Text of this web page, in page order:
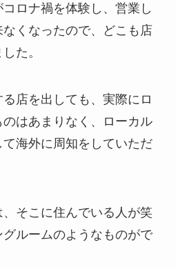
ロナ禍を体験し、営業し
くなったので、どこも店
た。
店を出しても、実際にロ
はあまりなく、ローカル
海外に周知をしていただ
そこに住んでいる人が笑
ルームのようなものがで